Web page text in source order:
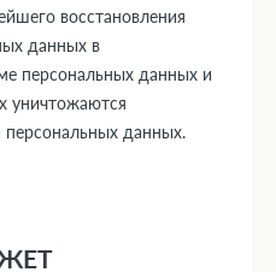
восстановления
данных в
персональных данных и
уничтожаются
персональных данных.